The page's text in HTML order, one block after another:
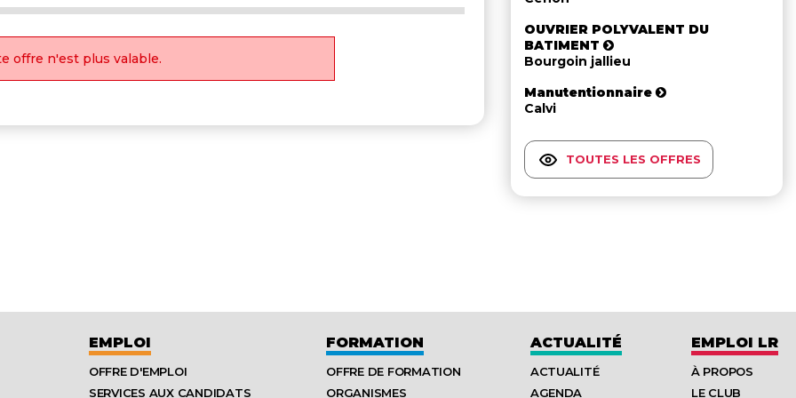
offre n'est plus valable.
OUVRIER POLYVALENT DU
BATIMENT
Bourgoin jallieu
Manutentionnaire
Calvi
TOUTES LES OFFRES
EMPLOI
OFFRE D'EMPLOI
SERVICES AUX CANDIDATS
FORMATION
OFFRE DE FORMATION
ORGANISMES
ACTUALITÉ
ACTUALITÉ
AGENDA
EMPLOI LR
À PROPOS
LE CLUB